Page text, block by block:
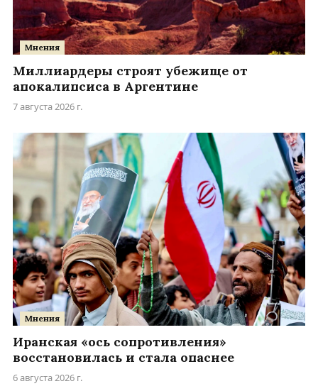
Мнения
Миллиардеры строят убежище от
апокалипсиса в Аргентине
7 августа 2026 г.
Мнения
Иранская «ось сопротивления»
восстановилась и стала опаснее
6 августа 2026 г.